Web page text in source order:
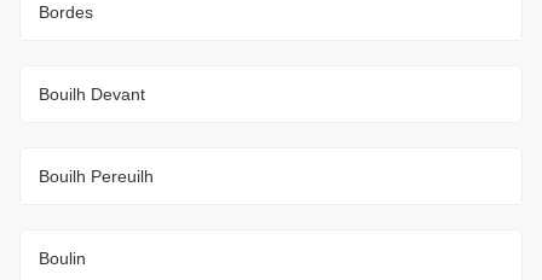
Bordes
Bouilh Devant
Bouilh Pereuilh
Boulin